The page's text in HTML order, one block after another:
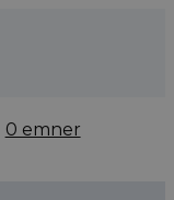
0 emner